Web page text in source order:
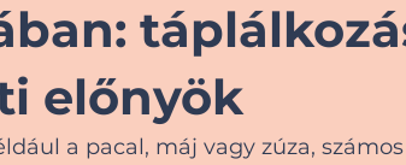
előnyök
a pacal, máj vagy zúza,